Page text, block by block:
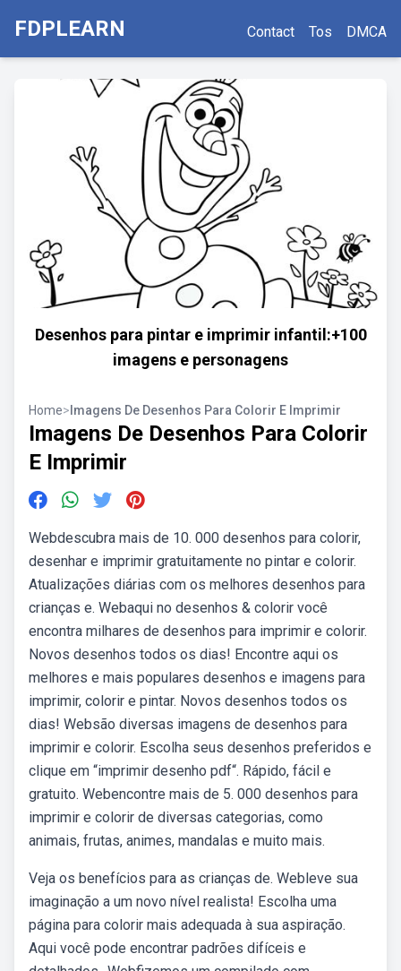
FDPLEARN Contact Tos DMCA
Desenhos para pintar e imprimir infantil:+100
imagens e personagens
Home> Imagens De Desenhos Para Colorir E Imprimir
Imagens De Desenhos Para Colorir
E Imprimir
Webdescubra mais de 10. 000 desenhos para colorir,
desenhar e imprimir gratuitamente no pintar e colorir.
Atualizações diárias com os melhores desenhos para
crianças e. Webaqui no desenhos & colorir você
encontra milhares de desenhos para imprimir e colorir.
Novos desenhos todos os dias! Encontre aqui os
melhores e mais populares desenhos e imagens para
imprimir, colorir e pintar. Novos desenhos todos os
dias! Websão diversas imagens de desenhos para
imprimir e colorir. Escolha seus desenhos preferidos e
clique em “imprimir desenho pdf“. Rápido, fácil e
gratuito. Webencontre mais de 5. 000 desenhos para
imprimir e colorir de diversas categorias, como
animais, frutas, animes, mandalas e muito mais.
Veja os benefícios para as crianças de. Webleve sua
imaginação a um novo nível realista! Escolha uma
página para colorir mais adequada à sua aspiração.
Aqui você pode encontrar padrões difíceis e